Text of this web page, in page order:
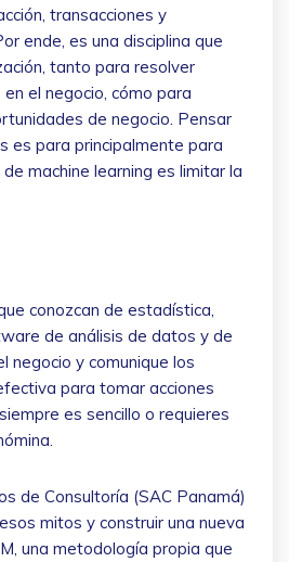
transacciones y
ende, es una disciplina que
tanto para resolver
el negocio, cómo para
de negocio. Pensar
es para principalmente para
machine learning es limitar la
conozcan de estadística,
de análisis de datos y de
negocio y comunique los
para tomar acciones
es sencillo o requieres
de Consultoría (SAC Panamá)
mitos y construir una nueva
una metodología propia que